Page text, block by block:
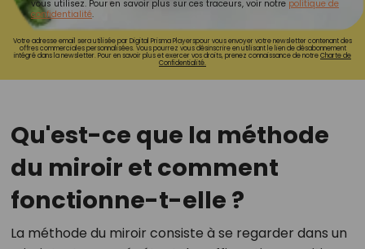
vous utilisez. Pour en savoir plus sur ces traceurs, voir notre politique de
confidentialité.
Votre adresse email sera utilisée par Digital Prisma Playerspour vous envoyer votre newsletter contenant des
offres commerciales personnalisées. Vous pourrez vous désinscrire en utilisant le lien de désabonnement
intégré dans la newsletter. Pour en savoir plus et exercer vos droits, prenez connaissance de notreCharte de
Confidentialité.
Qu'est-ce que la méthode
du miroir et comment
fonctionne-t-elle ?
La méthode du miroir consiste à se regarder dans un